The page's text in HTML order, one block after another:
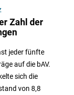
Zahl der
jeder fünfte
auf die bAV.
sich die
von 8,8